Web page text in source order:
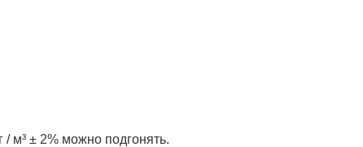
/ м³ ± 2% можно подгонять.